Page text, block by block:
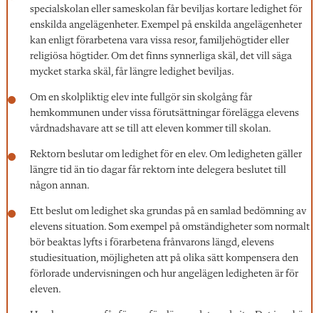
specialskolan eller sameskolan får beviljas kortare ledighet för
enskilda angelägenheter. Exempel på enskilda angelägenheter
kan enligt förarbetena vara vissa resor, familjehögtider eller
religiösa högtider. Om det finns synnerliga skäl, det vill säga
mycket starka skäl, får längre ledighet beviljas.
Om en skolpliktig elev inte fullgör sin skolgång får
hemkommunen under vissa förutsättningar förelägga elevens
vårdnadshavare att se till att eleven kommer till skolan.
Rektorn beslutar om ledighet för en elev. Om ledigheten gäller
längre tid än tio dagar får rektorn inte delegera beslutet till
någon annan.
Ett beslut om ledighet ska grundas på en samlad bedömning av
elevens situation. Som exempel på omständigheter som normalt
bör beaktas lyfts i förarbetena frånvarons längd, elevens
studiesituation, möjligheten att på olika sätt kompensera den
förlorade undervisningen och hur angelägen ledigheten är för
eleven.